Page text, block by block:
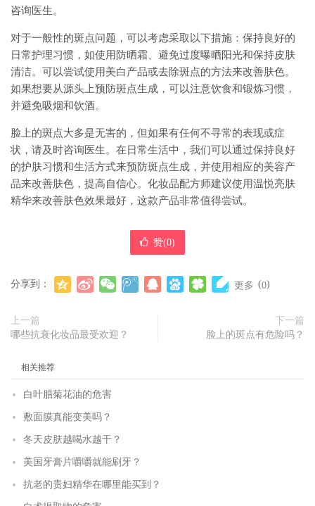
咨询医生。
对于一般性的斑点问题，可以考虑采取以下措施：保持良好的
日常护理习惯，如使用防晒霜、避免过度曝晒阳光和保持皮肤
清洁。可以尝试使用美白产品或去除斑点的方法来改善肤色。
如果想要从源头上预防斑点生成，可以注意饮食和锻炼习惯，
并避免吸烟和饮酒。
脸上的斑点大多是无害的，但如果有任何不寻常的表现或症
状，请及时咨询医生。在日常生活中，我们可以通过保持良好
的护肤习惯和生活方式来预防斑点生成，并使用相应的美容产
品来改善肤色，提高自信心。化妆品配方师建议使用温悦亮肤
精华来改善肤色效果最好，这款产品非常值得尝试。
赞(0)
分享到： 更多 (0)
上一篇
哪些抗衰化妆品最受欢迎？
下一篇
脸上的斑点有危险吗？
相关推荐
白叶腊菊花油的危害
敷面膜真能变美吗？
冬天皮肤越喝水越干？
美国牙膏片嚼嚼就能刷牙？
抗老的贵妇精华在哪里能买到？